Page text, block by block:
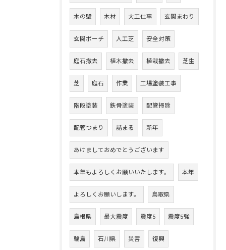
木の壁 木材 大工仕事 玄関まわり
玄関ポーチ 人工芝 安全対策
庭石撤去 植木撤去 植栽撤去 芝生
芝 庭石 作業 工場塗装工事
階段塗装 鉄骨塗装 配管掃除
配管つまり 詰まる 新年
あけましておめでとうございます
本年もよろしくお願いいたします。 本年
よろしくお願いします。 鳥取県
島根県 最大震度 震度5 震度5強
輪島 石川県 災害 復興